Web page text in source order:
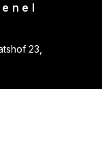
23,